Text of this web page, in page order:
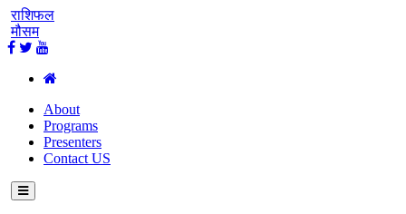
राशिफल
मौसम
About
Programs
Presenters
Contact US